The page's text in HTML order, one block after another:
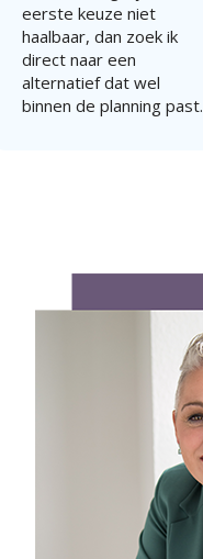
eerste keuze niet
haalbaar, dan zoek ik
direct naar een
alternatief dat wel
binnen de planning past.